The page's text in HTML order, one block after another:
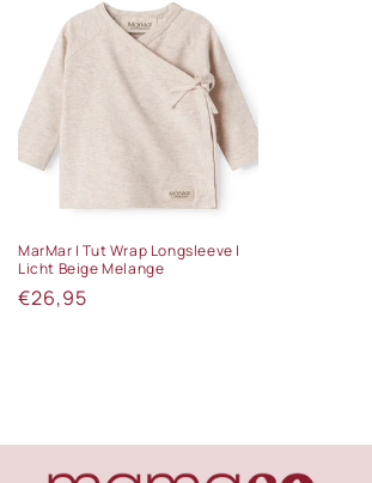
MarMar | Tut Wrap Longsleeve |
Licht Beige Melange
Normale
€26,95